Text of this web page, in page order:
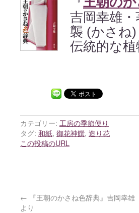
吉岡幸雄
襲 (かさね
伝統的な
カテゴリー: 工房の季節便り
タグ: 和紙, 御花神饌, 造り花
この投稿のURL
← 『王朝のかさね色辞典』吉岡幸雄
より